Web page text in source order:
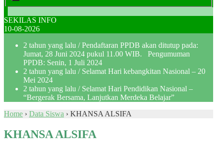
SEKILAS INFO
10-08-2026
2 tahun yang lalu / Pendaftaran PPDB akan ditutup pada:
Jumat, 28 Juni 2024 pukul 11.00 WIB. Pengumuman
PPDB: Senin, 1 Juli 2024
2 tahun yang lalu / Selamat Hari kebangkitan Nasional – 20
Mei 2024
2 tahun yang lalu / Selamat Hari Pendidikan Nasional –
“Bergerak Bersama, Lanjutkan Merdeka Belajar”
Home › Data Siswa › KHANSA ALSIFA
KHANSA ALSIFA